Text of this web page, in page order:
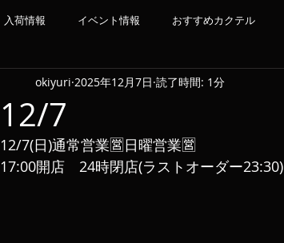
入荷情報 イベント情報 おすすめカクテル
ライブ、コンサート おすすめビール
12/7
okiyuri 2025年12月7日 読了時間: 1分
12/7(日)通常営業🈺日曜営業🈺
17:00開店　24時閉店(ラストオーダー23:30)